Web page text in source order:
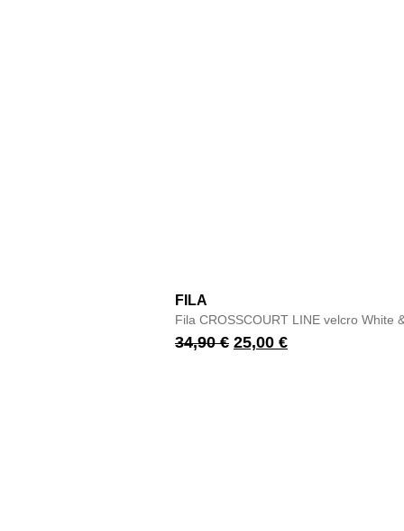
FILA
Fila CROSSCOURT LINE velcro White
34,90€ 25,00 €